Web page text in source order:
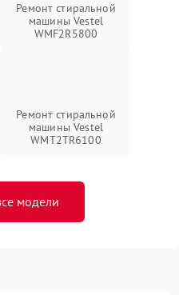
Ремонт стиральной
машины Vestel
WMF2R5800
Ремонт стиральной
машины Vestel
WMT2TR6100
модели